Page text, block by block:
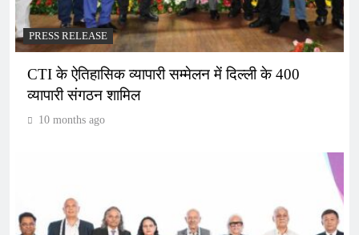
PRESS RELEASE
CTI के ऐतिहासिक व्यापारी सम्मेलन में दिल्ली के 400
व्यापारी संगठन शामिल
10 months ago